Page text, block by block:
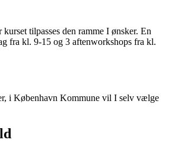
tilpasses den ramme I ønsker. En
fra kl. 9-15 og 3 aftenworkshops fra kl.
i København Kommune vil I selv vælge